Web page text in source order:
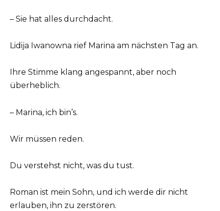
– Sie hat alles durchdacht.
Lidija Iwanowna rief Marina am nächsten Tag an.
Ihre Stimme klang angespannt, aber noch
überheblich.
– Marina, ich bin’s.
Wir müssen reden.
Du verstehst nicht, was du tust.
Roman ist mein Sohn, und ich werde dir nicht
erlauben, ihn zu zerstören.